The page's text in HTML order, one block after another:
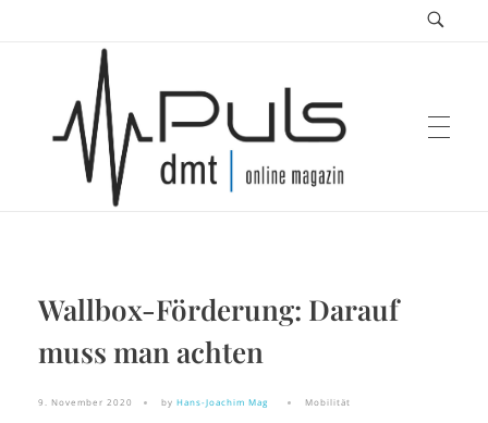
Puls Magazin
Zukunft der Mobilität
Wallbox-Förderung: Darauf
muss man achten
9. November 2020 by Hans-Joachim Mag Mobilität